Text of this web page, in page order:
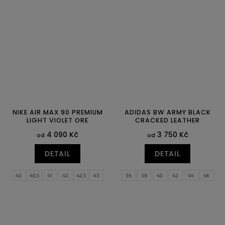
NIKE AIR MAX 90 PREMIUM
LIGHT VIOLET ORE
od 4 090 Kč
DETAIL
40 40,5 41 42 42,5
43
ADIDAS BW ARMY BLACK
CRACKED LEATHER
od 3 750 Kč
DETAIL
36 38 40 42 44 46